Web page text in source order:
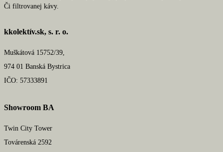
Či filtrovanej kávy.
kkolektív.sk, s. r. o.
Muškátová 15752/39,
974 01 Banská Bystrica
IČO: 57333891
Showroom BA
Twin City Tower
Továrenská 2592